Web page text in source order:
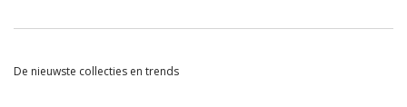
met deze decoratie zo gemaakt dat ze licht en luchtig waren.
De nieuwste collecties en trends